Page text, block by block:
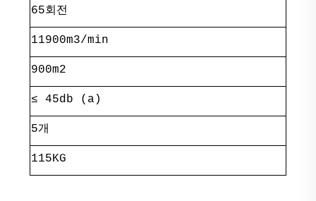
65회전
11900m3/min
900m2
≤ 45db (a)
5개
115KG